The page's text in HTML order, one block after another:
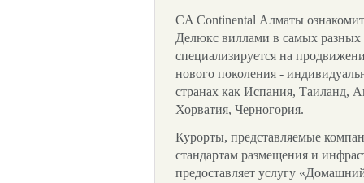
CA Continental Алматы
Делюкс виллами в самых
специализируется на
нового поколения -
странах как Испания, Таиланд,
Хорватия, Черногория.
Курорты, представляемые
стандартам размещения и
предоставляет услугу